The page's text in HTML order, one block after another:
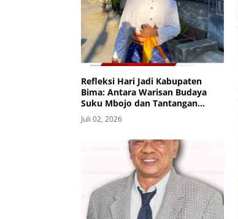
Refleksi Hari Jadi Kabupaten
Bima: Antara Warisan Budaya
Suku Mbojo dan Tantangan
Politik Kontemporer
Juli 02, 2026